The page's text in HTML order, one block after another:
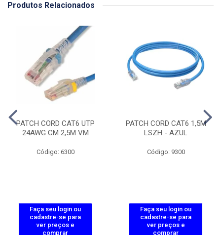
Produtos Relacionados
PATCH CORD CAT6 UTP
24AWG CM 2,5M VM
Código: 6300
Faça seu login ou
cadastre-se para
ver preços e
comprar
PATCH CORD CAT6 1,5M
LSZH - AZUL
Código: 9300
Faça seu login ou
cadastre-se para
ver preços e
comprar